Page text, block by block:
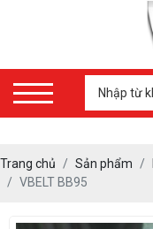
Trang chủ Sản phẩm
VBELT BB95